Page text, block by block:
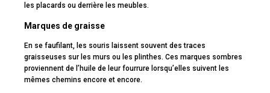
les placards ou derrière les meubles.
Marques de graisse
En se faufilant, les souris laissent souvent des traces
graisseuses sur les murs ou les plinthes. Ces marques sombres
proviennent de l’huile de leur fourrure lorsqu’elles suivent les
mêmes chemins encore et encore.